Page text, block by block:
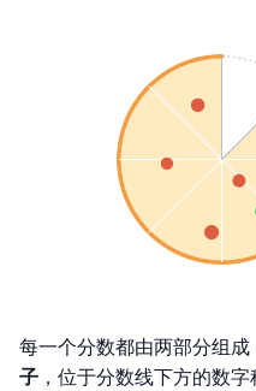
每一个分数都由两部分组
子 ，位于分数线下方的数字